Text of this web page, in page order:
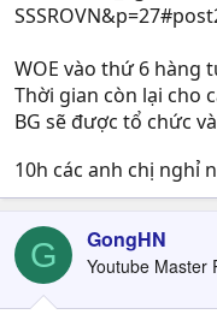
WOE vào thứ 6 hàng
Thời gian còn lại cho
BG sẽ được tổ chức
10h các anh chị nghỉ
G GongHN
Youtube Master